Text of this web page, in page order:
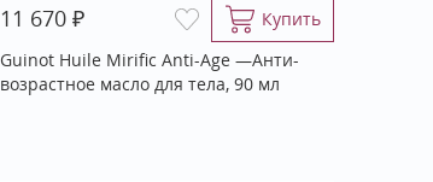
11 670₽
Купить
Guinot Huile Mirific Anti-Age —Анти-
возрастное масло для тела, 90 мл